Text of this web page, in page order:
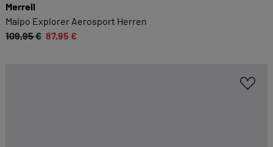
Merrell
Maipo Explorer Aerosport Herren
109,95 € 87,95 €